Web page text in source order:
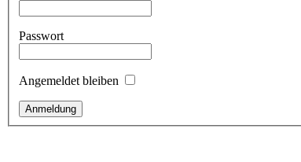
Passwort
Angemeldet bleiben